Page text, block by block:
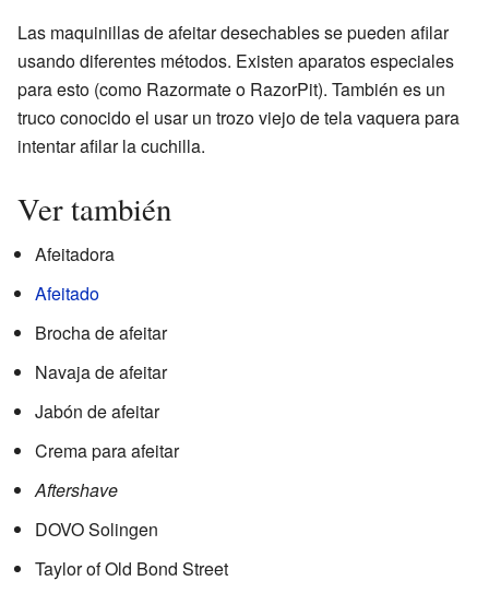
Las maquinillas de afeitar desechables se pueden afilar
usando diferentes métodos. Existen aparatos especiales
para esto (como Razormate o RazorPit). También es un
truco conocido el usar un trozo viejo de tela vaquera para
intentar afilar la cuchilla.
Ver también
Afeitadora
Afeitado
Brocha de afeitar
Navaja de afeitar
Jabón de afeitar
Crema para afeitar
Aftershave
DOVO Solingen
Taylor of Old Bond Street